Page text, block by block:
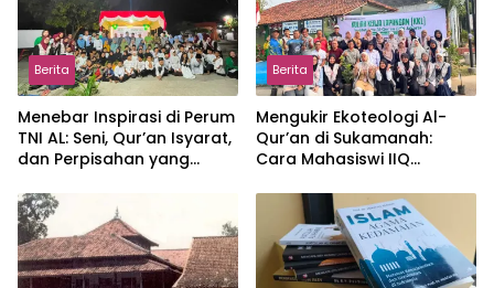
Berita
Menebar Inspirasi di Perum
TNI AL: Seni, Qur’an Isyarat,
dan Perpisahan yang
Berita
Mengukir Ekoteologi Al-
Qur’an di Sukamanah:
Cara Mahasiswi IIQ
Jonggol